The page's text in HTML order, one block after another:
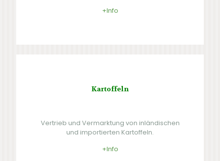
+Info
Kartoffeln
Vertrieb und Vermarktung von inländischen
und importierten Kartoffeln.
+Info